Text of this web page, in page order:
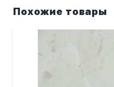
Похожие товары